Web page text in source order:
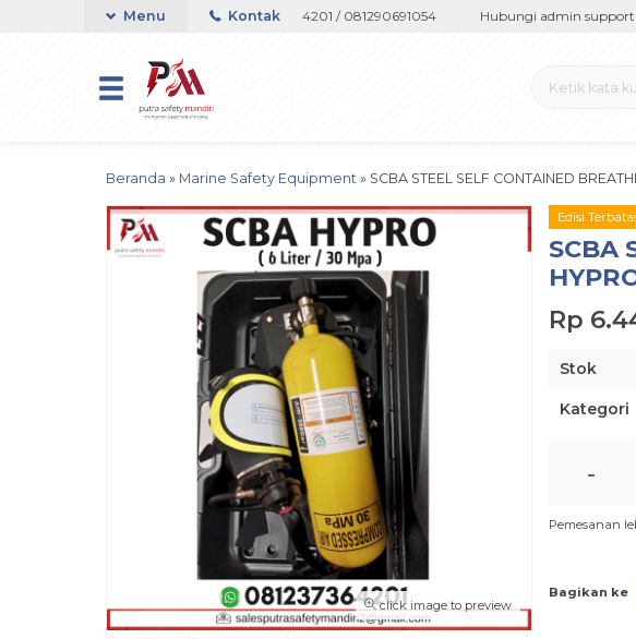
Whatsapp 082133767508 / 081237364201 / 081290691054 Hubungi admin support
Menu Kontak
Beranda » Marine Safety Equipment » SCBA STEEL SELF CONTAINED
click image to preview
Edisi
SCBA
Rp
Stok
Kategori
-
Pemesanan
Bagikan ke